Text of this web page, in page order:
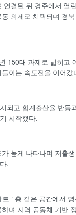
결된 뒤 경주에서 열
의제로 채택되며 경
150대 과제로 넓히고
이는 속도전을 이어갔
되고 합계출산율 반등
시작했다.
높게 나타나며 저출
.
1층 같은 공간에서
며 지역 공동체 기반